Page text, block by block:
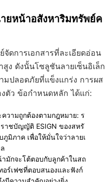
หน้าอสังหาริมทรัพย์ค
ดการเอกสารที่ละเอียดอ่อน
ง ดังนั้นโซลูชันลายเซ็นอิเล็ก
ปลอดภัยที่แข็งแกร่ง การผส
ตัว ข้อกำหนดหลัก ได้แก่:
วามถูกต้องตามกฎหมาย: ร
ราชบัญญัติ ESIGN ของสหรั
มิภาค เพื่อให้มั่นใจว่าลายเ
มักจะโต้ตอบกับลูกค้าในสถ
ร์เฟซที่ตอบสนองและฟังก์